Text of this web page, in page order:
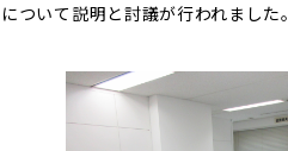
について説明と討議が行われました。